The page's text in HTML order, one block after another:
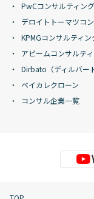
PwCコンサルティン
デロイトトーマツコ
KPMGコンサルティ
アビームコンサルテ
Dirbato（ディルバー
ベイカレクローン
コンサル企業一覧